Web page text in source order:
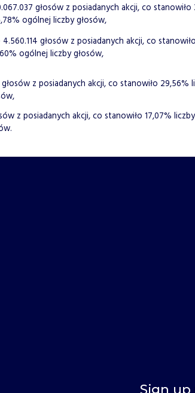
głosów z posiadanych akcji, co
ogólnej liczby głosów,
4.560.114 głosów z posiadanych akcji, co
ogólnej liczby głosów,
z posiadanych akcji, co stanowiło
z posiadanych akcji, co stanowiło 17,07%
Sign up